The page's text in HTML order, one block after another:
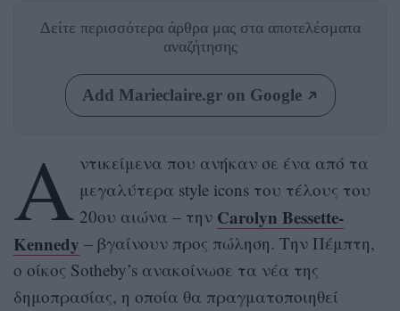
Δείτε περισσότερα άρθρα μας στα αποτελέσματα
αναζήτησης
Add Marieclaire.gr on Google
Α ντικείμενα που ανήκαν σε ένα από τα
μεγαλύτερα style icons του τέλους του
20ου αιώνα – την Carolyn Bessette-
Kennedy – βγαίνουν προς πώληση. Την Πέμπτη,
ο οίκος Sotheby’s ανακοίνωσε τα νέα της
δημοπρασίας, η οποία θα πραγματοποιηθεί